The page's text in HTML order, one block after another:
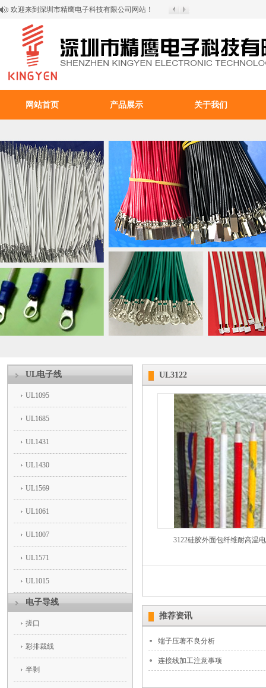
欢迎来到深圳市精鹰电子科技有限公司网站！
网站首页 产品展示 关于我们
百叶窗图片
UL电子线
UL1095
UL1685
UL1431
UL1430
UL1569
UL1061
UL1007
UL1571
UL1015
电子导线
搓口
彩排裁线
半剥
UL3122
3122硅胶外面包纤维耐高温
推荐资讯
端子压著不良分析
连接线加工注意事项